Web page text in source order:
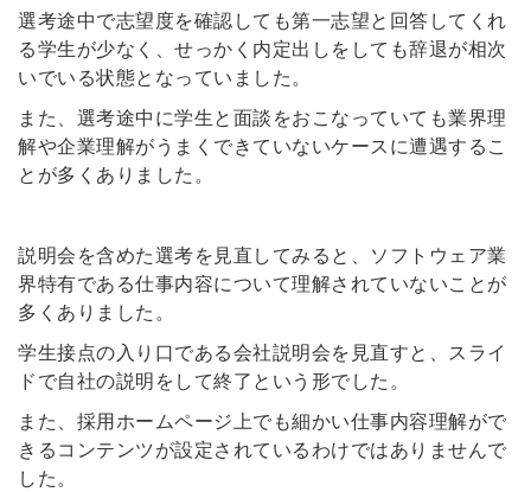
選考途中で志望度を確認しても第一志望と回答してくれ
る学生が少なく、せっかく内定出しをしても辞退が相次
いでいる状態となっていました。
また、選考途中に学生と面談をおこなっていても業界理
解や企業理解がうまくできていないケースに遭遇するこ
とが多くありました。
説明会を含めた選考を見直してみると、ソフトウェア業
界特有である仕事内容について理解されていないことが
多くありました。
学生接点の入り口である会社説明会を見直すと、スライ
ドで自社の説明をして終了という形でした。
また、採用ホームページ上でも細かい仕事内容理解がで
きるコンテンツが設定されているわけではありませんで
した。